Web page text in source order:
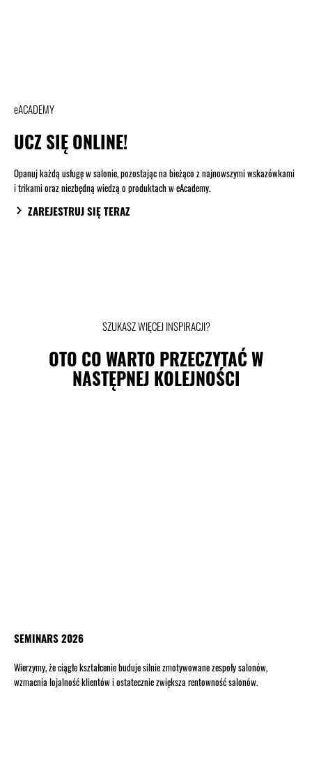
eACADEMY
UCZ SIĘ ONLINE!
Opanuj każdą usługę w salonie, pozostając na bieżąco z najnowszymi wskazówkami
i trikami oraz niezbędną wiedzą o produktach w eAcademy.
ZAREJESTRUJ SIĘ TERAZ
SZUKASZ WIĘCEJ INSPIRACJI?
OTO CO WARTO PRZECZYTAĆ W
NASTĘPNEJ KOLEJNOŚCI
SEMINARS 2026
Wierzymy, że ciągłe kształcenie buduje silnie zmotywowane zespoły salonów,
wzmacnia lojalność klientów i ostatecznie zwiększa rentowność salonów.